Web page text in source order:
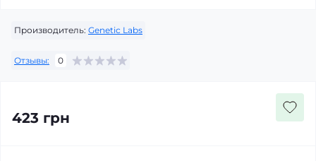
Производитель: Genetic Labs
Отзывы: 0
423 грн